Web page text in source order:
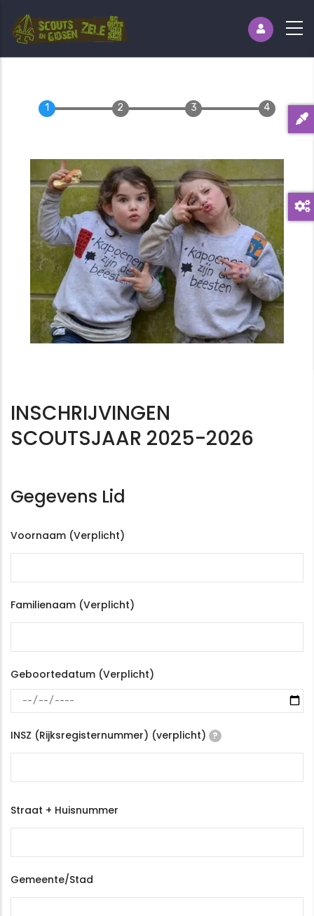
INSCHRIJVINGEN
SCOUTSJAAR 2025-2026
Gegevens Lid
Voornaam (Verplicht)
Familienaam (Verplicht)
Geboortedatum (Verplicht)
INSZ (Rijksregisternummer) (verplicht) ?
Adres
Straat + Huisnummer
Gemeente/Stad